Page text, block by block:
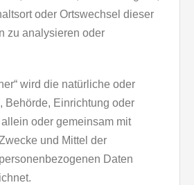
oder Ortswechsel dieser
zu analysieren oder
wird die natürliche oder
Behörde, Einrichtung oder
oder gemeinsam mit
und Mittel der
Daten